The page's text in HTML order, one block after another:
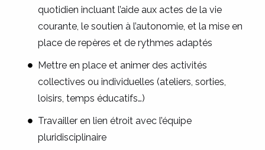
quotidien incluant l’aide aux actes de la vie
courante, le soutien à l’autonomie, et la mise en
place de repères et de rythmes adaptés
Mettre en place et animer des activités
collectives ou individuelles (ateliers, sorties,
loisirs, temps éducatifs…)
Travailler en lien étroit avec l’équipe
pluridisciplinaire